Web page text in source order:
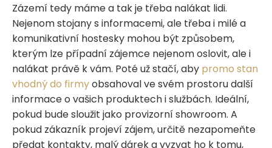
Zázemí tedy máme a tak je třeba nalákat lidi.
Nejenom stojany s informacemi, ale třeba i milé a
komunikativní hostesky mohou být způsobem,
kterým lze případní zájemce nejenom oslovit, ale i
nalákat právě k vám. Poté už stačí, aby promo stan
vhodný do firmyobsahoval ve svém prostoru další
informace o vašich produktech i službách. Ideální,
pokud bude sloužit jako provizorní showroom. A
pokud zákazník projeví zájem, určitě nezapomeňte
předat kontakty, malý dárek a vyzvat ho k tomu,